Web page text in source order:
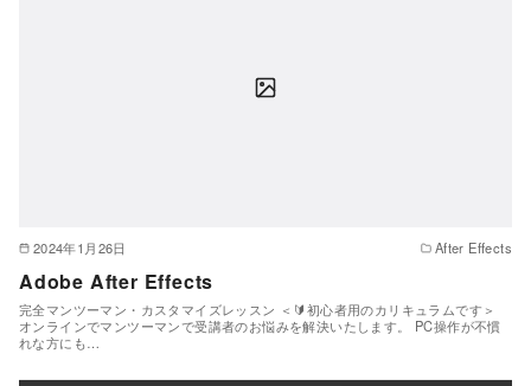
2024年1月26日 After Effects
Adobe After Effects
完全マンツーマン・カスタマイズレッスン ＜🔰初心者用のカリキュラムです＞
オンラインでマンツーマンで受講者のお悩みを解決いたします。 PC操作が不慣
れな方にも…